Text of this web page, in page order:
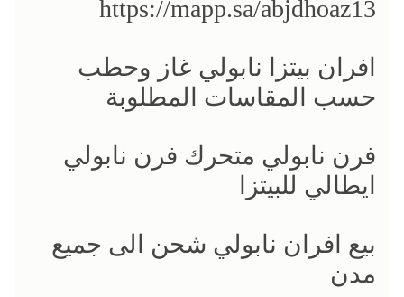
https://mapp.sa/abjdhoaz13
افران بيتزا نابولي غاز وحطب
حسب المقاسات المطلوبة
فرن نابولي متحرك فرن نابولي
ايطالي للبيتزا
بيع افران نابولي شحن الى جميع
مدن